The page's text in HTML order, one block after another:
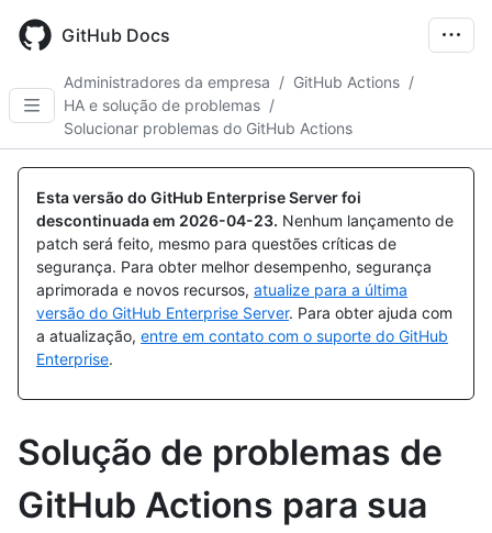
main
GitHub Docs
Administradores da empresa / GitHub Actions /
HA e solução de problemas /
Solucionar problemas do GitHub Actions
Esta versão do GitHub Enterprise Server foi
descontinuada em 2026-04-23. Nenhum lançamento de
patch será feito, mesmo para questões críticas de
segurança. Para obter melhor desempenho, segurança
aprimorada e novos recursos, atualize para a última
versão do GitHub Enterprise Server. Para obter ajuda com
a atualização, entre em contato com o suporte do GitHub
Enterprise.
Solução de problemas de
GitHub Actions para sua